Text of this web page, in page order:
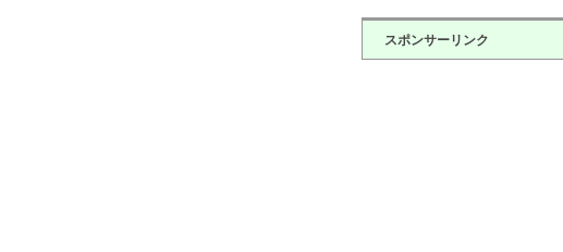
スポンサーリンク